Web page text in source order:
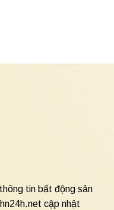
tin bất động sản
cập nhật